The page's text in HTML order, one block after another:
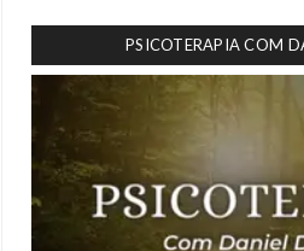
PSICOTERAPIA COM